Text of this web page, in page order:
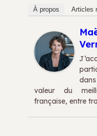
À propos Articles
valeur du
française, entre